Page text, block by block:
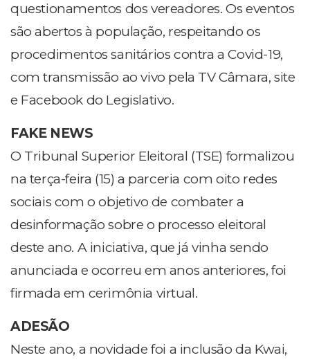
questionamentos dos vereadores. Os eventos
são abertos à população, respeitando os
procedimentos sanitários contra a Covid-19,
com transmissão ao vivo pela TV Câmara, site
e Facebook do Legislativo.
FAKE NEWS
O Tribunal Superior Eleitoral (TSE) formalizou
na terça-feira (15) a parceria com oito redes
sociais com o objetivo de combater a
desinformação sobre o processo eleitoral
deste ano. A iniciativa, que já vinha sendo
anunciada e ocorreu em anos anteriores, foi
firmada em cerimônia virtual.
ADESÃO
Neste ano, a novidade foi a inclusão da Kwai,